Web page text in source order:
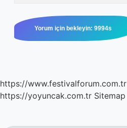
https://www.festivalforum.com.tr
https://yoyuncak.com.tr Sitemap